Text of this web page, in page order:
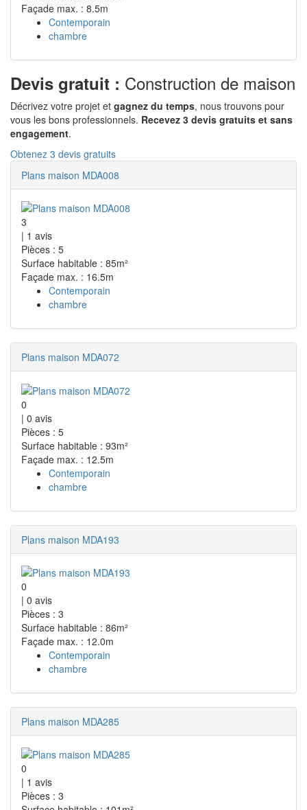
Façade max. : 8.5m
Contemporain
chambre
Devis gratuit : Construction de maison
Décrivez votre projet et gagnez du temps, nous trouvons pour
vous les bons professionnels. Recevez 3 devis gratuits et sans
engagement.
Obtenez 3 devis gratuits
Plans maison MDA008
3
| 1 avis
Pièces : 5
Surface habitable : 85m²
Façade max. : 16.5m
Contemporain
chambre
Plans maison MDA072
0
| 0 avis
Pièces : 5
Surface habitable : 93m²
Façade max. : 12.5m
Contemporain
chambre
Plans maison MDA193
0
| 0 avis
Pièces : 3
Surface habitable : 86m²
Façade max. : 12.0m
Contemporain
chambre
Plans maison MDA285
0
| 1 avis
Pièces : 3